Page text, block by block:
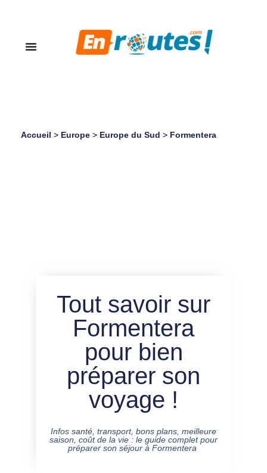
Accueil > Europe > Europe du Sud > Formentera
Tout savoir sur
Formentera
pour bien
préparer son
voyage !
Infos santé, transport, bons plans, meilleure
saison, coût de la vie : le guide complet pour
préparer son séjour à Formentera